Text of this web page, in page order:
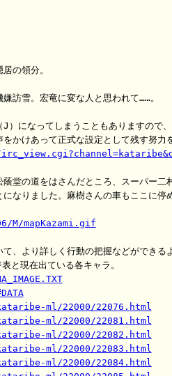
の領分。
訪雪。宏竜に変な人と思われて……。
J）になってしまうこともありますので
蔭堂の道をはさんだところ、スーパー二
なりました。麻樹さんの車もここに停
M/mapKazami.gif
て、より詳しく行動の把握などができる
ml/22000/22076.html
ml/22000/22081.html
ml/22000/22082.html
ml/22000/22083.html
ml/22000/22084.html